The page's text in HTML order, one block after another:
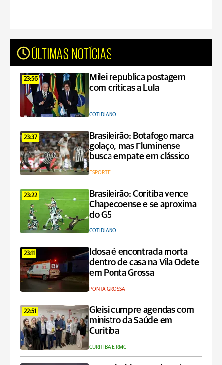
ÚLTIMAS NOTÍCIAS
23:56
Milei republica postagem
com críticas a Lula
COTIDIANO
23:37
Brasileirão: Botafogo marca
golaço, mas Fluminense
busca empate em clássico
ESPORTE
23:22
Brasileirão: Coritiba vence
Chapecoense e se aproxima
do G5
COTIDIANO
23:11
Idosa é encontrada morta
dentro de casa na Vila Odete
em Ponta Grossa
PONTA GROSSA
22:51
Gleisi cumpre agendas com
ministro da Saúde em
Curitiba
CURITIBA E RMC